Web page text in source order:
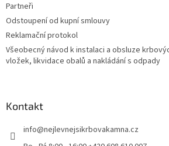
Partneři
Odstoupení od kupní smlouvy
Reklamační protokol
Všeobecný návod k instalaci a obsluze
vložek, likvidace obalů a nakládání s odpady
Kontakt
info@nejlevnejsikrbovakamna.cz